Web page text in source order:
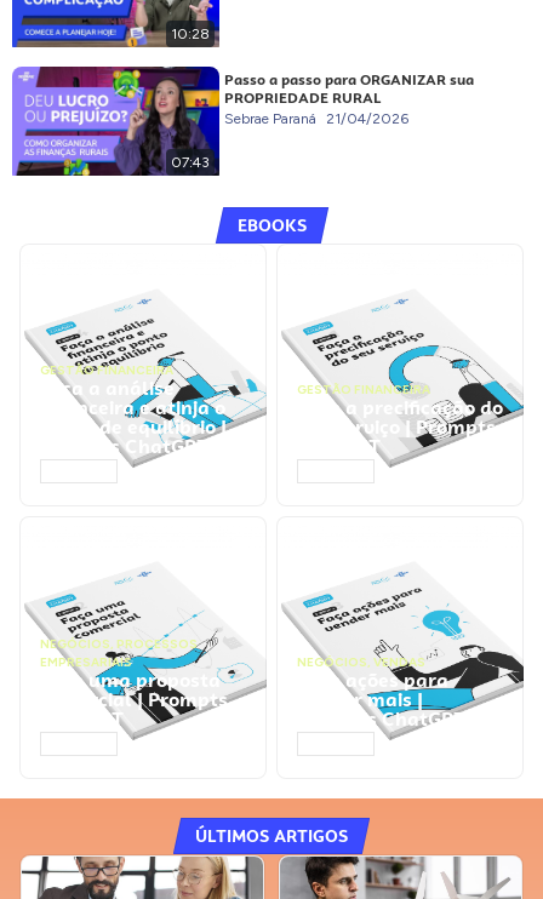
10:28
07:43
Passo a passo para ORGANIZAR sua
PROPRIEDADE RURAL
Sebrae Paraná 21/04/2026
EBOOKS
GESTÃO FINANCEIRA
Faça a análise
financeira e atinja o
ponto de equilíbrio |
Prompts ChatGPT
GESTÃO FINANCEIRA
Faça a precificação do
seu serviço | Prompts
ChatGPT
NEGÓCIOS, PROCESSOS
EMPRESARIAIS
Faça uma proposta
comercial | Prompts
ChatGPT
NEGÓCIOS, VENDAS
Faça ações para
vender mais |
Prompts ChatGPT
ÚLTIMOS ARTIGOS